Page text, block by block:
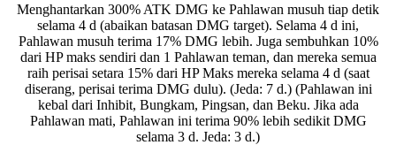
Menghantarkan 300% ATK DMG ke Pahlawan musuh tiap detik
selama 4 d (abaikan batasan DMG target). Selama 4 d ini,
Pahlawan musuh terima 17% DMG lebih. Juga sembuhkan 10%
dari HP maks sendiri dan 1 Pahlawan teman, dan mereka semua
raih perisai setara 15% dari HP Maks mereka selama 4 d (saat
diserang, perisai terima DMG dulu). (Jeda: 7 d.) (Pahlawan ini
kebal dari Inhibit, Bungkam, Pingsan, dan Beku. Jika ada
Pahlawan mati, Pahlawan ini terima 90% lebih sedikit DMG
selama 3 d. Jeda: 3 d.)